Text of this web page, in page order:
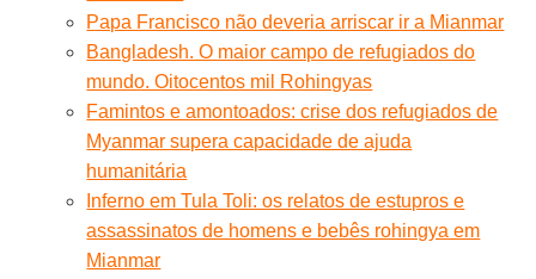
Papa Francisco não deveria arriscar ir a Mianmar
Bangladesh. O maior campo de refugiados do
mundo. Oitocentos mil Rohingyas
Famintos e amontoados: crise dos refugiados de
Myanmar supera capacidade de ajuda
humanitária
Inferno em Tula Toli: os relatos de estupros e
assassinatos de homens e bebês rohingya em
Mianmar